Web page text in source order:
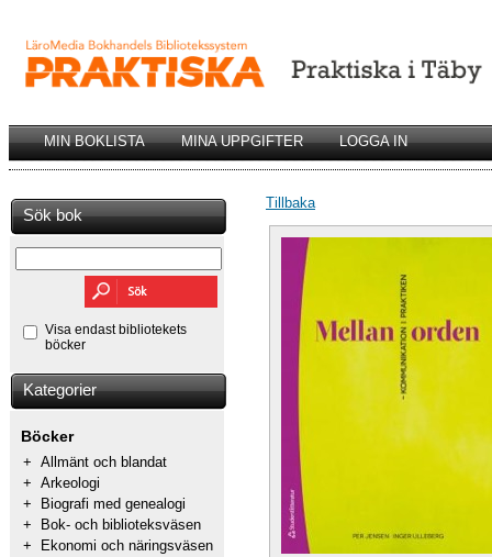
MIN BOKLISTA MINA UPPGIFTER LOGGA IN
Sök bok
Visa endast bibliotekets
böcker
Kategorier
Böcker
+ Allmänt och blandat
+ Arkeologi
+
Biografi med genealogi
+
Bok- och biblioteksväsen
+
Ekonomi och näringsväsen
Tillbaka